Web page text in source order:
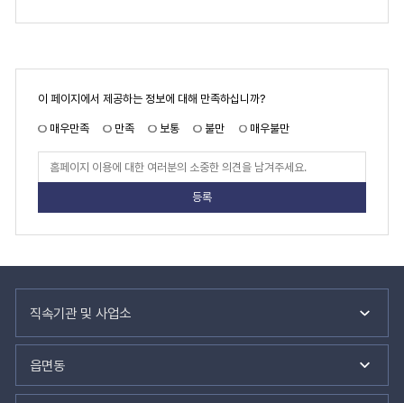
페
이
만
도
이 페이지에서 제공하는 정보에 대해 만족하십니까?
매우만족 만족 보통 불만
매우불만
페
관
관
가
직속기관 및 사업소
읍면동